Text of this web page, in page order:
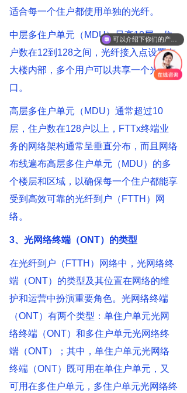
适合每一个住户都使用单独的光纤。
中层多住户单元（MDU）最高10层，住
户数在12到128之间，光纤接入点设置在
大楼内部，多个用户可以共享一个光纤接
口。
高层多住户单元（MDU）通常超过10
层，住户数在128户以上，FTTx终端业
务的网络架构通常呈垂直分布，而且网络
布线遍布高层多住户单元（MDU）的多
个楼层和区域，以确保每一个住户都能享
受到高效可靠的光纤到户（FTTH）网
络。
3、光网络终端（ONT）的类型
在光纤到户（FTTH）网络中，光网络终
端（ONT）的类型及其位置在网络的维
护和运营中扮演重要角色。光网络终端
（ONT）有两个类型：单住户单元光网
络终端（ONT）和多住户单元光网络终
端（ONT）；其中，单住户单元光网络
终端（ONT）既可用在单住户单元，又
可用在多住户单元，多住户单元光网络终
可以介绍下你们的产品么
你们是怎么收费的呢